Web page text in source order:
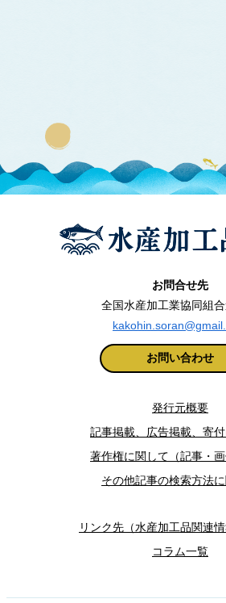
お問合せ先
全国水産加工業協同組
お問い合わせ
発行元概要
記事掲載、広告掲載、寄
著作権に関して（記事・画
その他記事の検索方法
リンク先（水産加工品関連情
コラム一覧